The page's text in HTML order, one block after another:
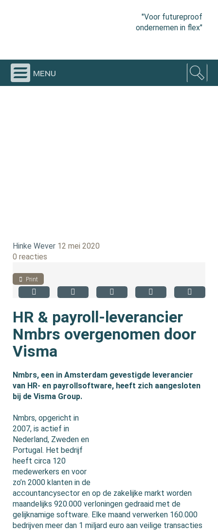
"Voor futureproof
ondernemen in flex"
menu
Hinke Wever 12 mei 2020
0 reacties
Print
HR & payroll-leverancier
Nmbrs overgenomen door
Visma
Nmbrs, een in Amsterdam gevestigde leverancier
van HR- en payrollsoftware, heeft zich aangesloten
bij de Visma Group.
Nmbrs, opgericht in
2007, is actief in
Nederland, Zweden en
Portugal. Het bedrijf
heeft circa 120
medewerkers en voor
zo’n 2000 klanten in de
accountancysector en op de zakelijke markt worden
maandelijks 920.000 verloningen gedraaid met de
gelijknamige software. Elke maand verwerken 160.000
bedrijven meer dan 1 miljard euro aan veilige transacties